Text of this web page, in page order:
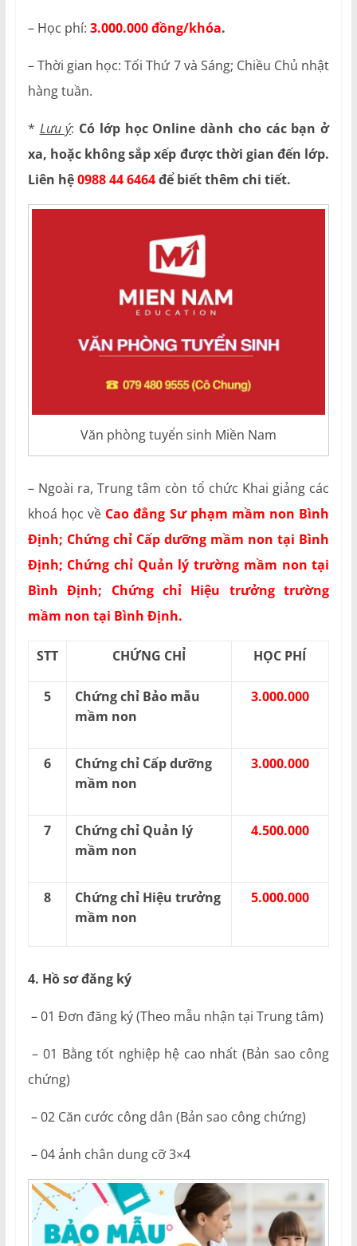
– Học phí: 3.000.000 đồng/khóa.
– Thời gian học: Tối Thứ 7 và Sáng; Chiều Chủ nhật
hàng tuần.
* Lưu ý: Có lớp học Online dành cho các bạn ở
xa, hoặc không sắp xếp được thời gian đến lớp.
Liên hệ0988 44 6464để biết thêm chi tiết.
Văn phòng tuyển sinh Miền Nam
– Ngoài ra, Trung tâm còn tổ chức Khai giảng các
khoá học về Cao đẳng Sư phạm mầm non Bình
Định; Chứng chỉ Cấp dưỡng mầm non tại Bình
Định; Chứng chỉ Quản lý trường mầm non tại
Bình Định; Chứng chỉ Hiệu trưởng trường
mầm non tại Bình Định.
STT CHỨNG CHỈ HỌC PHÍ
5
Chứng chỉ Bảo mẫu
mầm non
3.000.000
6
Chứng chỉ Cấp dưỡng
mầm non
3.000.000
7
Chứng chỉ Quản lý
mầm non
4.500.000
8
Chứng chỉ Hiệu trưởng
mầm non
5.000.000
4. Hồ sơ đăng ký
– 01 Đơn đăng ký (Theo mẫu nhận tại Trung tâm)
– 01 Bằng tốt nghiệp hệ cao nhất (Bản sao công
chứng)
– 02 Căn cước công dân (Bản sao công chứng)
– 04 ảnh chân dung cỡ 3×4